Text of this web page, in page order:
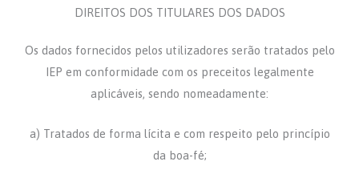
DIREITOS DOS TITULARES DOS DADOS
Os dados fornecidos pelos utilizadores serão tratados pelo
IEP em conformidade com os preceitos legalmente
aplicáveis, sendo nomeadamente:
a) Tratados de forma lícita e com respeito pelo princípio
da boa-fé;